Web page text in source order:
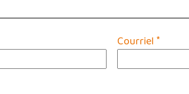
Courriel *